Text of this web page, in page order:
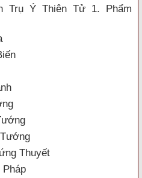
Trụ Ý Thiên Tử 1. Phẩm
Thuyết
Pháp